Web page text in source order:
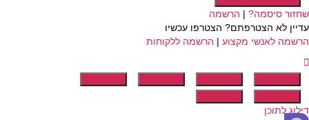
שחזור סיסמה? | הרשמה
עדיין לא הצטרפתם? הצטרפו עכשיו
הרשמה לאנשי מקצוע | הרשמה ללקוחות
דילוג לתוכן